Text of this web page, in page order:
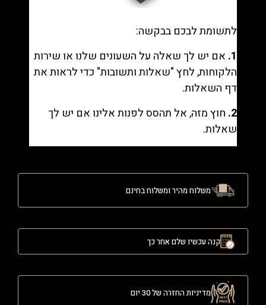
לתשומת לבכם בבקשה:
1. אם יש לך שאלה על השעונים שלנו או שירות
הלקוחות, לחץ "שאלות ותשובות" כדי לראות את
דף השאלות.
2. חוץ מזה, אל תהסס לפנות אלינו אם יש לך
שאלות.
משלוח מהיר ומשלוח בחינם
קנה עכשיו שלם אחר כך
מדיניות החזרה של 30 יום